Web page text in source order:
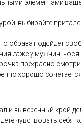
элементами
выбирайте
образа подойдет
даже у мужчин,
прекрасно
хорошо
и выверенный крой
чувствовать себя